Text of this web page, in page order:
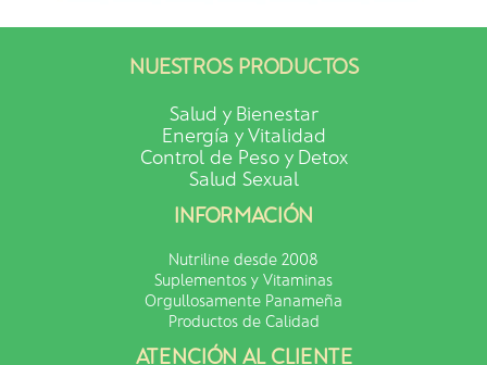
NUESTROS PRODUCTOS
Salud y Bienestar
Energía y Vitalidad
Control de Peso y Detox
Salud Sexual
INFORMACIÓN
Nutriline desde 2008
Suplementos y Vitaminas
Orgullosamente Panameña
Productos de Calidad
ATENCIÓN AL CLIENTE